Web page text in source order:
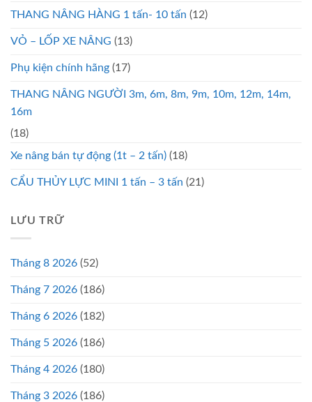
THANG NÂNG HÀNG 1 tấn- 10 tấn (12)
VỎ – LỐP XE NÂNG (13)
Phụ kiện chính hãng (17)
THANG NÂNG NGƯỜI 3m, 6m, 8m, 9m, 10m, 12m, 14m,
16m
(18)
Xe nâng bán tự động (1t – 2 tấn) (18)
CẨU THỦY LỰC MINI 1 tấn – 3 tấn (21)
LƯU TRỮ
Tháng 8 2026 (52)
Tháng 7 2026 (186)
Tháng 6 2026 (182)
Tháng 5 2026 (186)
Tháng 4 2026 (180)
Tháng 3 2026 (186)